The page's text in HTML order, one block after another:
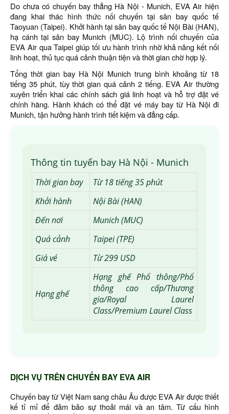
Do chưa có chuyến bay thẳng Hà Nội - Munich, EVA Air hiện
đang khai thác hình thức nối chuyến tại sân bay quốc tế
Taoyuan (Taipei). Khởi hành tại sân bay quốc tế Nội Bài (HAN),
hạ cánh tại sân bay Munich (MUC). Lộ trình nối chuyến của
EVA Air qua Taipei giúp tối ưu hành trình nhờ khả năng kết nối
linh hoạt, thủ tục quá cảnh thuận tiện và thời gian chờ hợp lý.
Tổng thời gian bay Hà Nội Munich trung bình khoảng từ 18
tiếng 35 phút, tùy thời gian quá cảnh 2 tiếng. EVA Air thường
xuyên triển khai các chính sách giá linh hoạt và hỗ trợ đặt vé
chính hãng. Hành khách có thể đặt vé máy bay từ Hà Nội đi
Munich, tận hưởng hành trình tiết kiệm và đẳng cấp.
Thông tin tuyến bay Hà Nội - Munich
Thời gian bay
Từ 18 tiếng 35 phút
Khởi hành
Nội Bài (HAN)
Đến nơi
Munich (MUC)
Quá cảnh
Taipei (TPE)
Giá vé
Từ 299 USD
Hạng ghế
Hạng ghế Phổ thông/Phổ
thông cao cấp/Thương
gia/Royal Laurel
Class/Premium Laurel Class
DỊCH VỤ TRÊN CHUYẾN BAY EVA AIR
Chuyến bay từ Việt Nam sang châu Âu được EVA Air được thiết
kế tỉ mỉ để đảm bảo sự thoải mái và an tâm. Từ cấu hình